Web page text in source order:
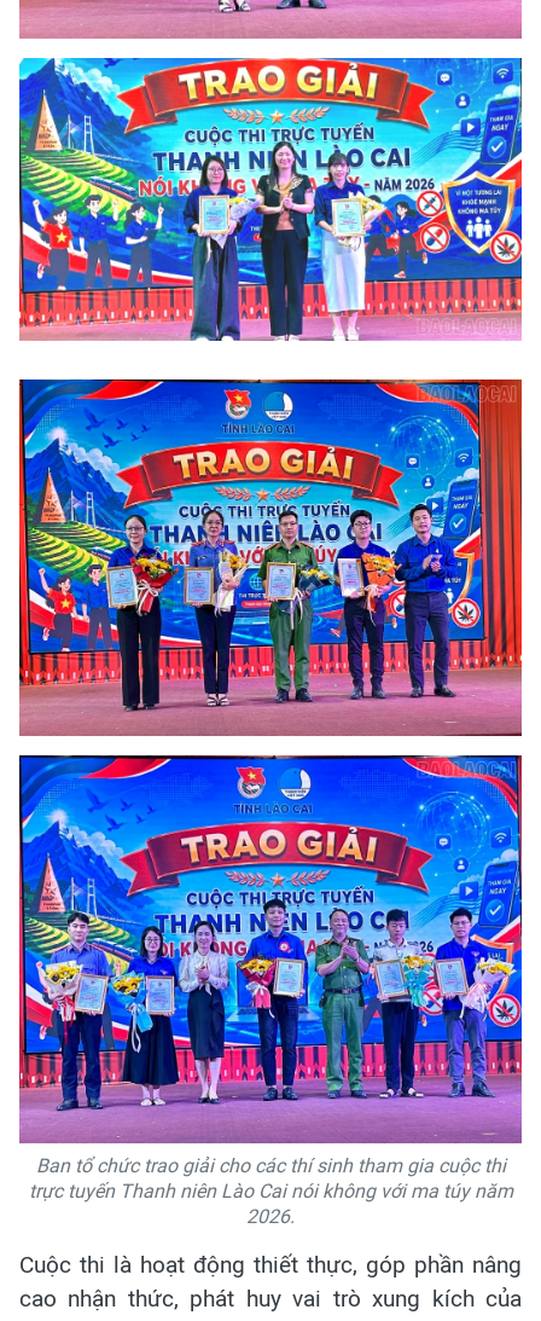
Ban tổ chức trao giải cho các thí sinh tham gia cuộc thi
trực tuyến Thanh niên Lào Cai nói không với ma túy năm
2026.
Cuộc thi là hoạt động thiết thực, góp phần nâng
cao nhận thức, phát huy vai trò xung kích của